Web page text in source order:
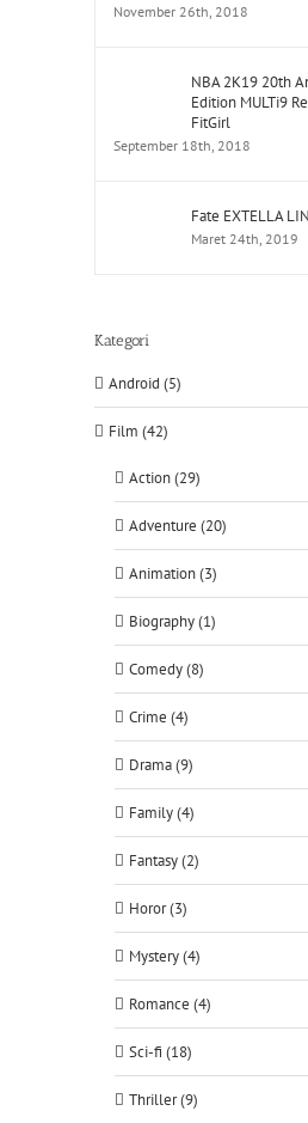
November 26th, 2018
NBA 2K19 20th
Edition MULTi9
FitGirl
September 18th, 2018
Fate EXTELLA
Maret 24th, 2019
Kategori
Android (5)
Film (42)
Action (29)
Adventure (20)
Animation (3)
Biography (1)
Comedy (8)
Crime (4)
Drama (9)
Family (4)
Fantasy (2)
Horor (3)
Mystery (4)
Romance (4)
Sci-fi (18)
Thriller (9)